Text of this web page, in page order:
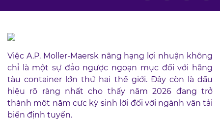
Việc A.P. Moller-Maersk nâng hạng lợi nhuận không
chỉ là một sự đảo ngược ngoạn mục đối với hãng
tàu container lớn thứ hai thế giới. Đây còn là dấu
hiệu rõ ràng nhất cho thấy năm 2026 đang trở
thành một năm cực kỳ sinh lời đối với ngành vận tải
biển định tuyến.